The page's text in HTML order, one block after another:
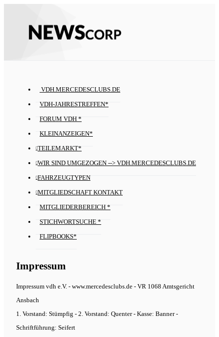
VDH.MERCEDESCLUBS.DE
VDH-JAHRESTREFFEN*
FORUM VDH *
KLEINANZEIGEN*
TEILEMARKT*
WIR SIND UMGEZOGEN --> VDH.MERCEDESCLUBS.DE
FAHRZEUGTYPEN
MITGLIEDSCHAFT KONTAKT
MITGLIEDERBEREICH *
STICHWORTSUCHE *
FLIPBOOKS*
Impressum
Impressum vdh e.V. - www.mercedesclubs.de - VR 1068 Amtsgericht
Ansbach
1. Vorstand: Stümpfig - 2. Vorstand: Quenter - Kasse: Banner -
Schriftführung: Seifert